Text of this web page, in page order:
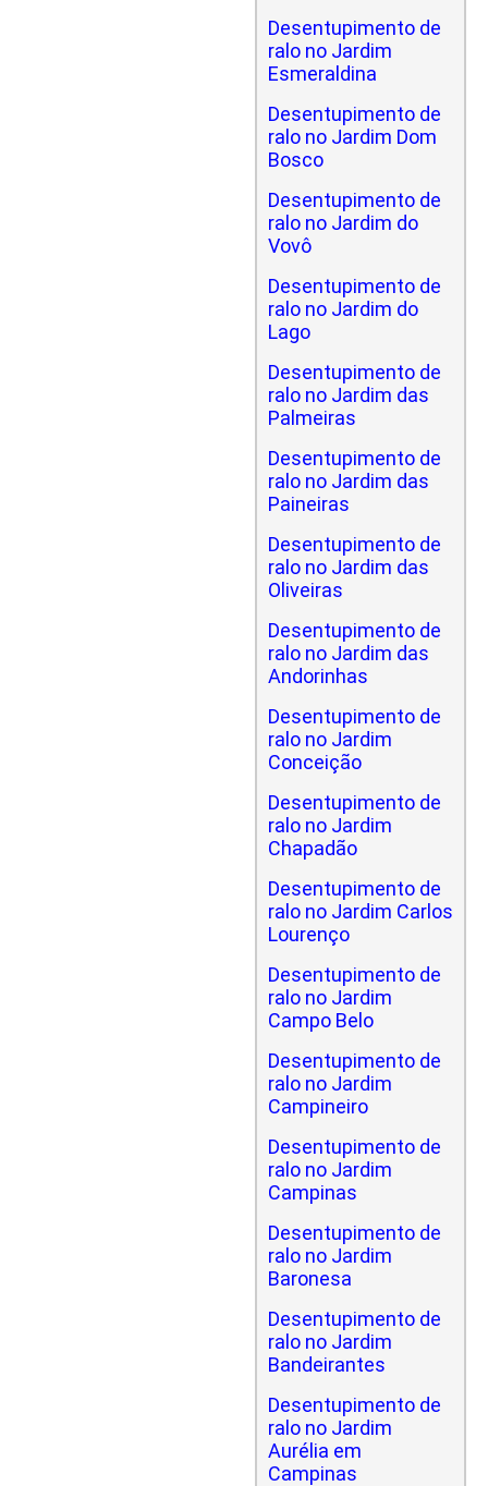
Desentupimento de
ralo no Jardim
Esmeraldina
Desentupimento de
ralo no Jardim Dom
Bosco
Desentupimento de
ralo no Jardim do
Vovô
Desentupimento de
ralo no Jardim do
Lago
Desentupimento de
ralo no Jardim das
Palmeiras
Desentupimento de
ralo no Jardim das
Paineiras
Desentupimento de
ralo no Jardim das
Oliveiras
Desentupimento de
ralo no Jardim das
Andorinhas
Desentupimento de
ralo no Jardim
Conceição
Desentupimento de
ralo no Jardim
Chapadão
Desentupimento de
ralo no Jardim Carlos
Lourenço
Desentupimento de
ralo no Jardim
Campo Belo
Desentupimento de
ralo no Jardim
Campineiro
Desentupimento de
ralo no Jardim
Campinas
Desentupimento de
ralo no Jardim
Baronesa
Desentupimento de
ralo no Jardim
Bandeirantes
Desentupimento de
ralo no Jardim
Aurélia em
Campinas